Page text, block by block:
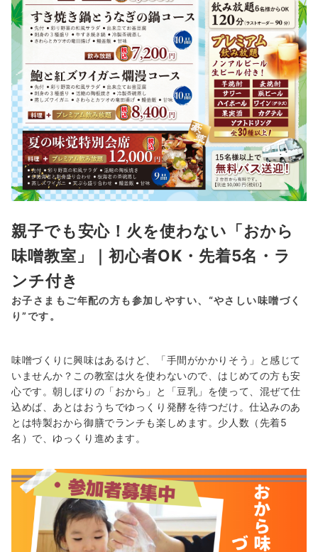
親子でも安心！火を使わない「おから
味噌教室」｜初心者OK・先着5名・ラ
ンチ付き
お子さまもご年配の方も参加しやすい、“やさしい味噌づく
り”です。
味噌づくりに興味はあるけど、「手間がかかりそう」と感じて
いませんか？この教室は火を使わないので、はじめての方も安
心です。朝しぼりの「おから」と「豆乳」を使って、混ぜて仕
込めば、あとはおうちでゆっくり発酵を待つだけ。仕込みのあ
とは特製おから御膳でランチも楽しめます。少人数（先着5
名）で、ゆっくり進めます。